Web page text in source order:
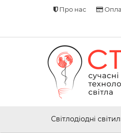
Про нас
Світлодіодні